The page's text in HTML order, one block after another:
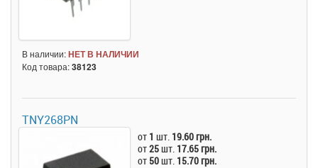
В наличии:НЕТ В НАЛИЧИИ
Код товара:38123
TNY268PN
от 1 шт. 19.60 грн.
от25шт. 17.65 грн.
от 50шт. 15.70 грн.